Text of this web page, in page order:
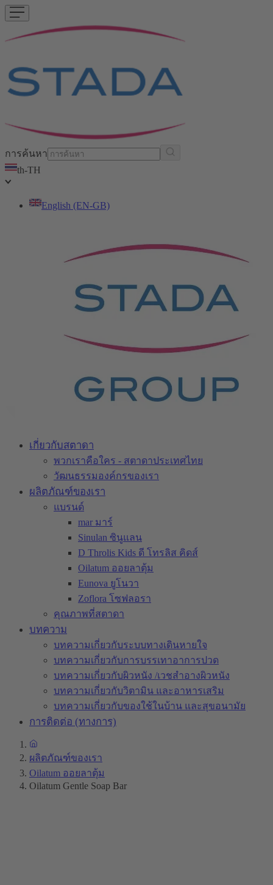
การค้นหา
th-TH
English (EN-GB)
เกี่ยวกับสตาดา
พวกเราคือใคร - สตาดาประเทศไทย
วัฒนธรรมองค์กรของเรา
ผลิตภัณฑ์ของเรา
แบรนด์
mar มาร์
Sinulan ซินูแลน
D Throlis Kids ดี โทรลิส คิดส์
Oilatum ออยลาตุ้ม
Eunova ยูโนวา
Zoflora โซฟลอรา
คุณภาพที่สตาดา
บทความ
บทความเกี่ยวกับระบบทางเดินหายใจ
บทความเกี่ยวกับการบรรเทาอาการปวด
บทความเกี่ยวกับผิวหนัง /เวชสำอางผิวหนัง
บทความเกี่ยวกับวิตามิน และอาหารเสริม
บทความเกี่ยวกับของใช้ในบ้าน และสุขอนามัย
การติดต่อ (ทางการ)
ผลิตภัณฑ์ของเรา
Oilatum ออยลาตุ้ม
Oilatum Gentle Soap Bar